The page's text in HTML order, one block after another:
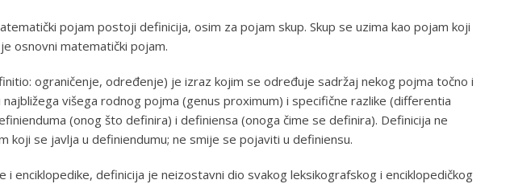
pojam postoji definicija, osim za pojam skup. Skup se uzima kao pojam koji
osnovni matematički pojam.
ograničenje, određenje) je izraz kojim se određuje sadržaj nekog pojma točno i
višega rodnog pojma (genus proximum) i specifične razlike (differentia
(onog što definira) i definiensa (onoga čime se definira). Definicija ne
koji se javlja u definiendumu; ne smije se pojaviti u definiensu.
i enciklopedike, definicija je neizostavni dio svakog leksikografskog i enciklopedičkog